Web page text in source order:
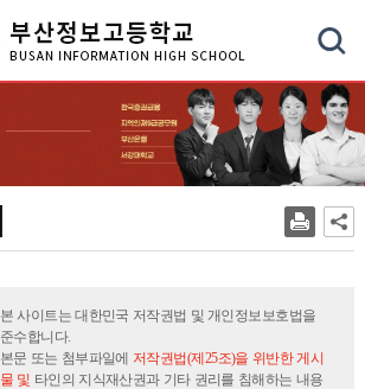
본 사이트는 대한민국 저작권법 및 개인정보보호법을
준수합니다.
본문 또는 첨부파일에 저작권법(제25조)을 위반한 게시
물 및 타인의 지식재산권과 기타 권리를 침해하는 내용